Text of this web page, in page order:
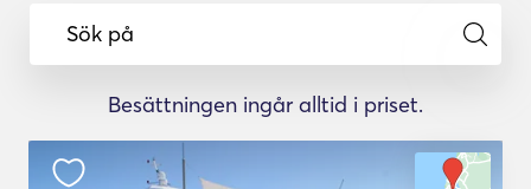
Sök på
Besättningen ingår alltid i priset.